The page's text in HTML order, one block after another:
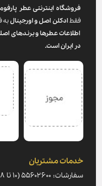
فروشگاه اینترنتی عطر
فقطادکلن اصل و اورجینالبه
اطلاعات عطرها و برندهای
در ایران است.
خدمات مشتریان
سفارشات: ۵۵۶۰۲۶۰۰ (۱۰ تا ۱۸)